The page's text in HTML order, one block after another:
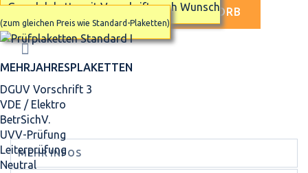
Grundplakette mit Vorschrift nach Wunsch
(zum gleichen Preis wie Standard-Plaketten)
MEHRJAHRES­PLAKETTEN
DGUV Vorschrift 3
VDE / Elektro
BetrSichV.
UVV-Prüfung
Leiterprüfung
Neutral
IN DEN WARENKORB
MEHR INFOS